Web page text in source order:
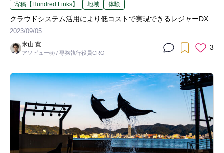
寄稿【Hundred Links】 地域 体験
クラウドシステム活用により低コストで実現できるレジャーDX
2023/09/05
米山 寛
アソビュー㈱ / 専務執行役員CRO
3